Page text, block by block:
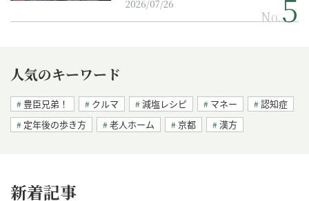
2026/07/26
No.
人気のキーワード
豊臣兄弟！ クルマ 減塩レシピ マネー
認知症
定年後の歩き方
老人ホーム 京都 漢方
新着記事